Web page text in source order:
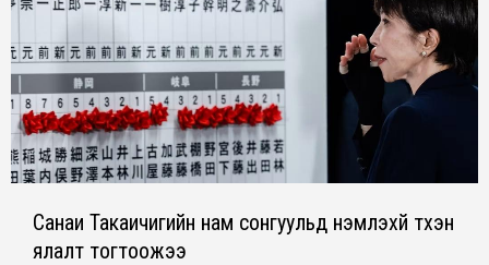
Санаи Такаичигийн нам сонгуульд үнэмлэхүй түүхэн
ялалт тогтоожээ